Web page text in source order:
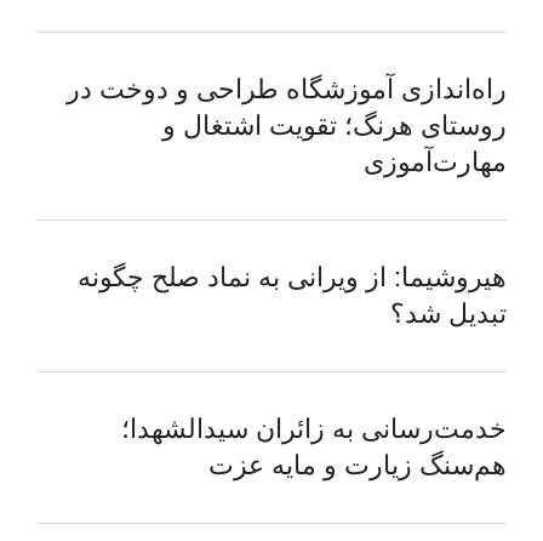
راه‌اندازی آموزشگاه طراحی و دوخت در
روستای هرنگ؛ تقویت اشتغال و
مهارت‌آموزی
هیروشیما: از ویرانی به نماد صلح چگونه
تبدیل شد؟
خدمت‌رسانی به زائران سیدالشهدا؛
هم‌سنگ زیارت و مایه عزت